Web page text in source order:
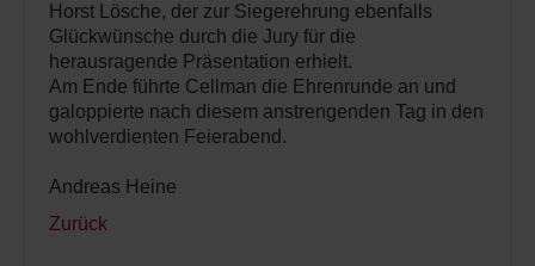
Horst Lösche, der zur Siegerehrung ebenfalls
Glückwünsche durch die Jury für die
herausragende Präsentation erhielt.
Am Ende führte Cellman die Ehrenrunde an und
galoppierte nach diesem anstrengenden Tag in den
wohlverdienten Feierabend.
Andreas Heine
Zurück